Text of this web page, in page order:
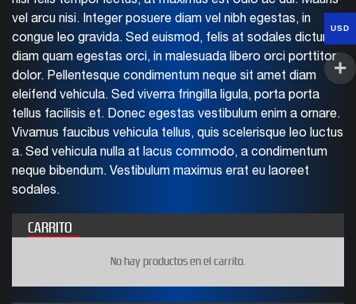
vel arcu nisi. Integer posuere diam vel nibh egestas, in
congue leo gravida. Sed euismod, felis at sodales dictum,
diam quam egestas orci, in malesuada libero orci porttitor
dolor. Pellentesque condimentum neque sit amet diam
eleifend vehicula. Sed viverra fringilla ligula, porta porta
tellus facilisis et. Donec egestas vestibulum enim a ornare.
Vivamus faucibus vehicula tellus, quis scelerisque leo luctus
a. Sed vehicula nulla at lacus commodo, a condimentum
neque bibendum. Vestibulum maximus erat eu laoreet
sodales.
CARRITO
No hay productos en el carrito.
USD